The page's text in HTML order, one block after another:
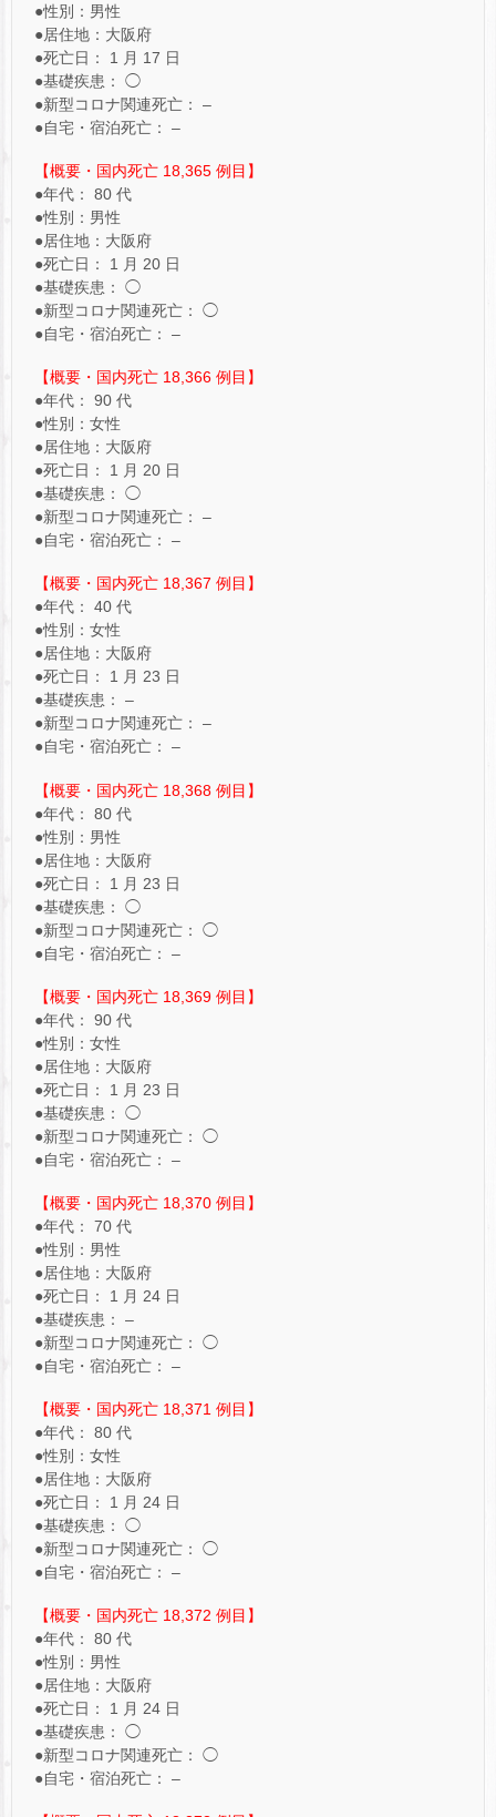
●性別：男性
●居住地：大阪府
●死亡日： 1 月 17 日
●基礎疾患： ◯
●新型コロナ関連死亡： –
●自宅・宿泊死亡： –
【概要・国内死亡 18,365 例目】
●年代： 80 代
●性別：男性
●居住地：大阪府
●死亡日： 1 月 20 日
●基礎疾患： ◯
●新型コロナ関連死亡： ◯
●自宅・宿泊死亡： –
【概要・国内死亡 18,366 例目】
●年代： 90 代
●性別：女性
●居住地：大阪府
●死亡日： 1 月 20 日
●基礎疾患： ◯
●新型コロナ関連死亡： –
●自宅・宿泊死亡： –
【概要・国内死亡 18,367 例目】
●年代： 40 代
●性別：女性
●居住地：大阪府
●死亡日： 1 月 23 日
●基礎疾患： –
●新型コロナ関連死亡： –
●自宅・宿泊死亡： –
【概要・国内死亡 18,368 例目】
●年代： 80 代
●性別：男性
●居住地：大阪府
●死亡日： 1 月 23 日
●基礎疾患： ◯
●新型コロナ関連死亡： ◯
●自宅・宿泊死亡： –
【概要・国内死亡 18,369 例目】
●年代： 90 代
●性別：女性
●居住地：大阪府
●死亡日： 1 月 23 日
●基礎疾患： ◯
●新型コロナ関連死亡： ◯
●自宅・宿泊死亡： –
【概要・国内死亡 18,370 例目】
●年代： 70 代
●性別：男性
●居住地：大阪府
●死亡日： 1 月 24 日
●基礎疾患： –
●新型コロナ関連死亡： ◯
●自宅・宿泊死亡： –
【概要・国内死亡 18,371 例目】
●年代： 80 代
●性別：女性
●居住地：大阪府
●死亡日： 1 月 24 日
●基礎疾患： ◯
●新型コロナ関連死亡： ◯
●自宅・宿泊死亡： –
【概要・国内死亡 18,372 例目】
●年代： 80 代
●性別：男性
●居住地：大阪府
●死亡日： 1 月 24 日
●基礎疾患： ◯
●新型コロナ関連死亡： ◯
●自宅・宿泊死亡： –